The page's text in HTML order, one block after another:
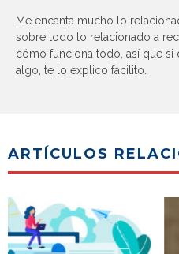
Me encanta mucho lo
sobre todo lo relacionado a
cómo funciona todo, así que
algo, te lo explico facilito.
ARTÍCULOS